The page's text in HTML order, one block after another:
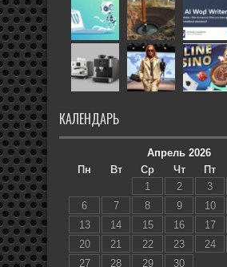
КАЛЕНДАРЬ
Апрель 2026
Пн
Вт Ср Чт Пт
1
2 3
6
7 8 9 10
13
14 15 16 17
20
21 22 23 24
27
28 29 30